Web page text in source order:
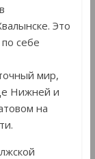
Это
себе
мир,
Нижней и
на